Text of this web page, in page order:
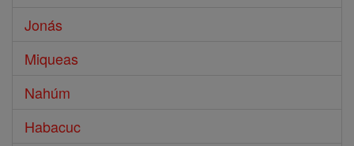
Jonás
Miqueas
Nahúm
Habacuc